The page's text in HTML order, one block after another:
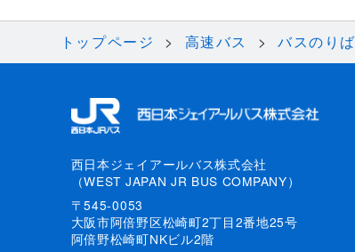
トップページ 高速バス バスのりば
西日本ジェイアールバス株式会社
（WEST JAPAN JR BUS COMPANY）
〒545-0053
大阪市阿倍野区松崎町2丁目2番地25号
阿倍野松崎町NKビル2階